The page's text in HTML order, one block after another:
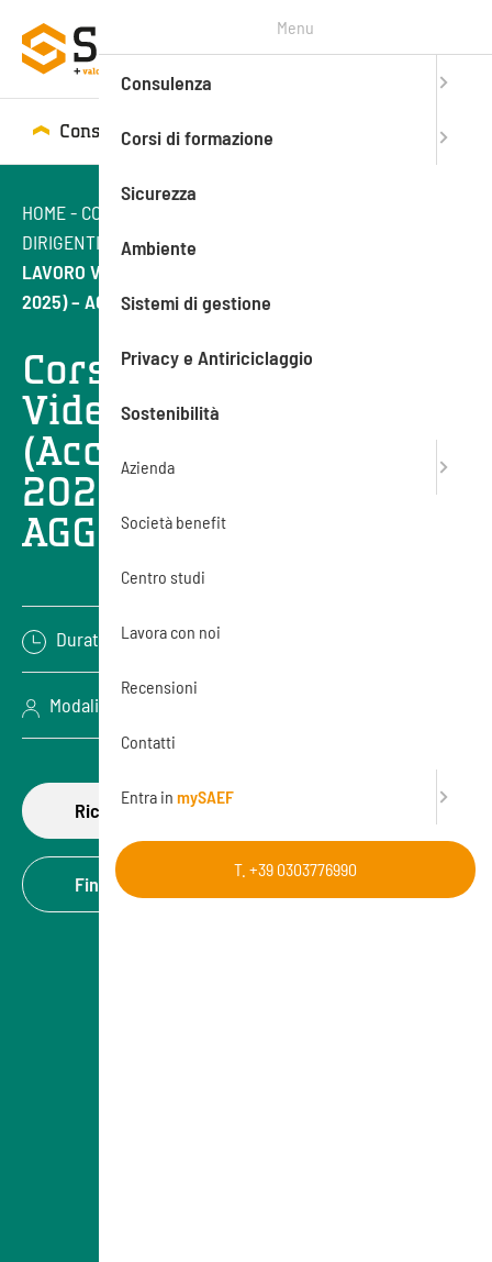
Consulenza Corsi di formazione
HOME- CORSI DI FORMAZIONE
DIRIGENTI, PREPOSTI, RLS, RSPP
LAVORO VIDEOCONFERENZA (ACCORDO STATO REGIONI
2025) – AGGIORNAMENTO
Corso Datore di lavoro
Videoconferenza
(Accordo Stato Regioni
2025) –
AGGIORNAMENTO
Durata: 6 ore
Modalità: Videoconferenza (Online)
Richiedi di partecipare
Finanzia la formazione
Menu
Consulenza
Corsi di formazione
Sicurezza
Ambiente
Sistemi di gestione
Privacy e Antiriciclaggio
Sostenibilità
Azienda
Società benefit
Centro studi
Lavora con noi
Recensioni
Contatti
Entra in mySAEF
T. +39 0303776990